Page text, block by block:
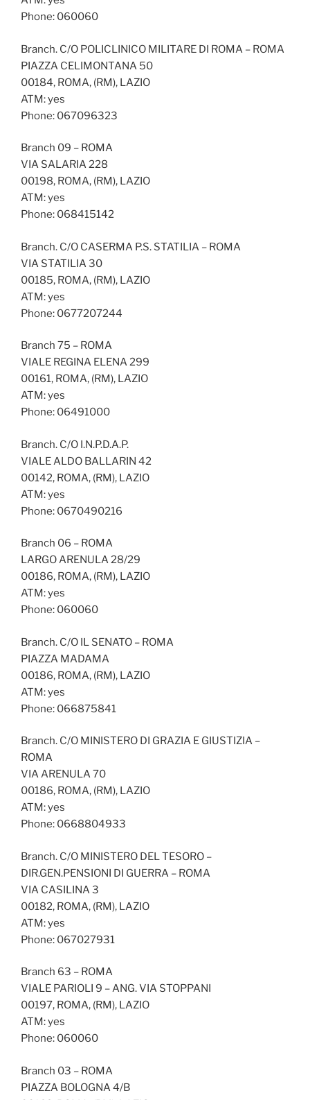
Phone: 060060
Branch. C/O POLICLINICO MILITARE DI ROMA – ROMA
PIAZZA CELIMONTANA 50
00184, ROMA, (RM), LAZIO
ATM: yes
Phone: 067096323
Branch 09 – ROMA
VIA SALARIA 228
00198, ROMA, (RM), LAZIO
ATM: yes
Phone: 068415142
Branch. C/O CASERMA P.S. STATILIA – ROMA
VIA STATILIA 30
00185, ROMA, (RM), LAZIO
ATM: yes
Phone: 0677207244
Branch 75 – ROMA
VIALE REGINA ELENA 299
00161, ROMA, (RM), LAZIO
ATM: yes
Phone: 06491000
Branch. C/O I.N.P.D.A.P.
VIALE ALDO BALLARIN 42
00142, ROMA, (RM), LAZIO
ATM: yes
Phone: 0670490216
Branch 06 – ROMA
LARGO ARENULA 28/29
00186, ROMA, (RM), LAZIO
ATM: yes
Phone: 060060
Branch. C/O IL SENATO – ROMA
PIAZZA MADAMA
00186, ROMA, (RM), LAZIO
ATM: yes
Phone: 066875841
Branch. C/O MINISTERO DI GRAZIA E GIUSTIZIA –
ROMA
VIA ARENULA 70
00186, ROMA, (RM), LAZIO
ATM: yes
Phone: 0668804933
Branch. C/O MINISTERO DEL TESORO –
DIR.GEN.PENSIONI DI GUERRA – ROMA
VIA CASILINA 3
00182, ROMA, (RM), LAZIO
ATM: yes
Phone: 067027931
Branch 63 – ROMA
VIALE PARIOLI 9 – ANG. VIA STOPPANI
00197, ROMA, (RM), LAZIO
ATM: yes
Phone: 060060
Branch 03 – ROMA
PIAZZA BOLOGNA 4/B